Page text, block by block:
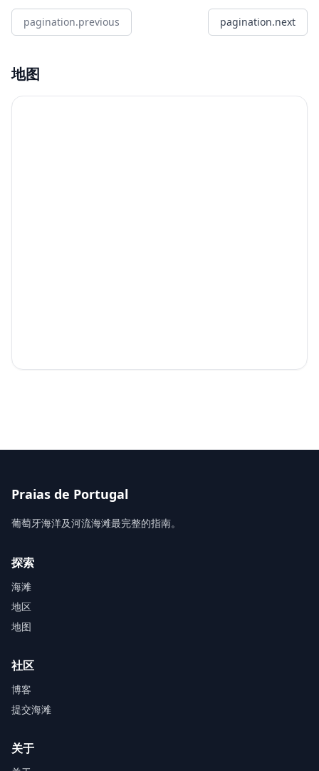
pagination.previous pagination.next
地图
Praias de Portugal
葡萄牙海洋及河流海滩最完整的指南。
探索
海滩
地区
地图
社区
博客
提交海滩
关于